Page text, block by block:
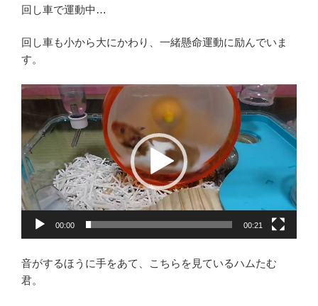
回し車で運動中…
回し車も小から大にかわり、一緒懸命運動に励んでいま
す。
動
プ
レ
ー
ヤ
ー
00:00 00:21
音がするほうに手をあて、こちらを見ているハムたむ
君。